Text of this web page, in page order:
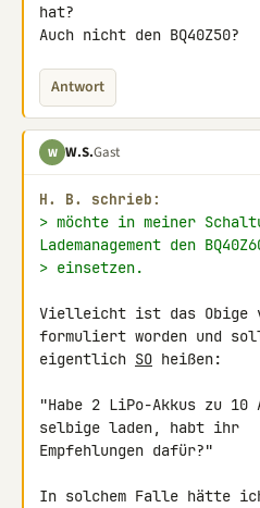
hat?
Auch nicht den BQ40Z50?
Antwort
W W.S.Gast
H. B. schrieb:
> möchte in meiner
Lademanagement den
> einsetzen.
Vielleicht ist das Obige
formuliert worden und
eigentlich SO heißen:
"Habe 2 LiPo-Akkus zu 10
selbige laden, habt ihr
Empfehlungen dafür?"
In solchem Falle hätte